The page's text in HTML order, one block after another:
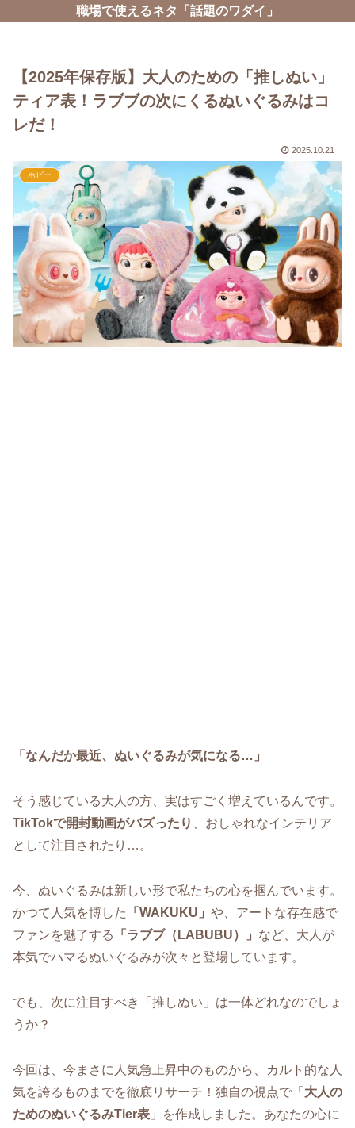
職場で使えるネタ「話題のワダイ」
【2025年保存版】大人のための「推しぬい」
ティア表！ラブブの次にくるぬいぐるみはコ
レだ！
2025.10.21
ホビー
「なんだか最近、ぬいぐるみが気になる…」
そう感じている大人の方、実はすごく増えているんです。
TikTokで開封動画がバズったり
、おしゃれなインテリア
として注目されたり…。
今、ぬいぐるみは新しい形で私たちの心を掴んでいます。
かつて人気を博した
「WAKUKU」 や、アートな存在感で
ファンを魅了する
「ラブブ（LABUBU）」 など、大人が
本気でハマるぬいぐるみが次々と登場しています。
でも、次に注目すべき「推しぬい」は一体どれなのでしょ
うか？
今回は、今まさに人気急上昇中のものから、カルト的な人
気を誇るものまでを徹底リサーチ！独自の視点で「 大人の
ためのぬいぐるみTier表 」を作成しました。あなたの心に